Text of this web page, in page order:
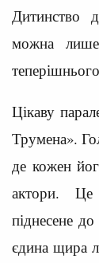
Дитинство
можна
Цікаву
Трумена».
де кожен
актори. Це
піднесене
єдина щира